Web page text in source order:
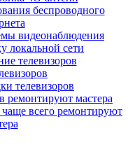
беспроводного
видеонаблюдения
локальной сети
телевизоров
телевизоров
ремонтируют мастера
всего ремонтируют